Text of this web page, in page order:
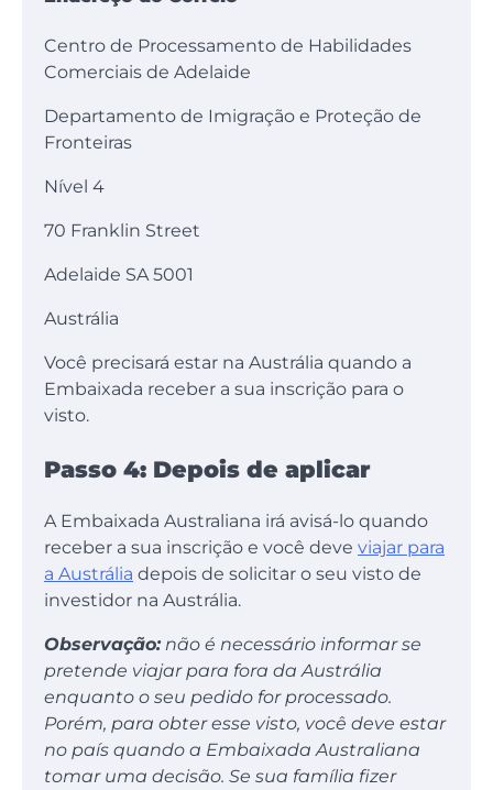
Centro de Processamento de Habilidades
Comerciais de Adelaide
Departamento de Imigração e Proteção de
Fronteiras
Nível 4
70 Franklin Street
Adelaide SA 5001
Austrália
Você precisará estar na Austrália quando a
Embaixada receber a sua inscrição para o
visto.
Passo 4: Depois de aplicar
A Embaixada Australiana irá avisá-lo quando
receber a sua inscrição e você deve viajar para
a Austrália depois de solicitar o seu visto de
investidor na Austrália.
Observação:não é necessário informar se
pretende viajar para fora da Austrália
enquanto o seu pedido for processado.
Porém, para obter esse visto, você deve estar
no país quando a Embaixada Australiana
tomar uma decisão. Se sua família fizer